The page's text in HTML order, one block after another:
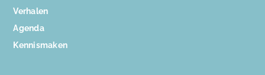
Verhalen
Agenda
Kennismaken